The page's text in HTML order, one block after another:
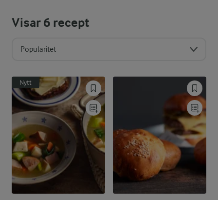
Visar6 recept
Popularitet
Nytt